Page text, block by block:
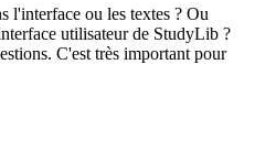
l'interface ou les textes ? Ou
utilisateur de StudyLib ?
C'est très important pour